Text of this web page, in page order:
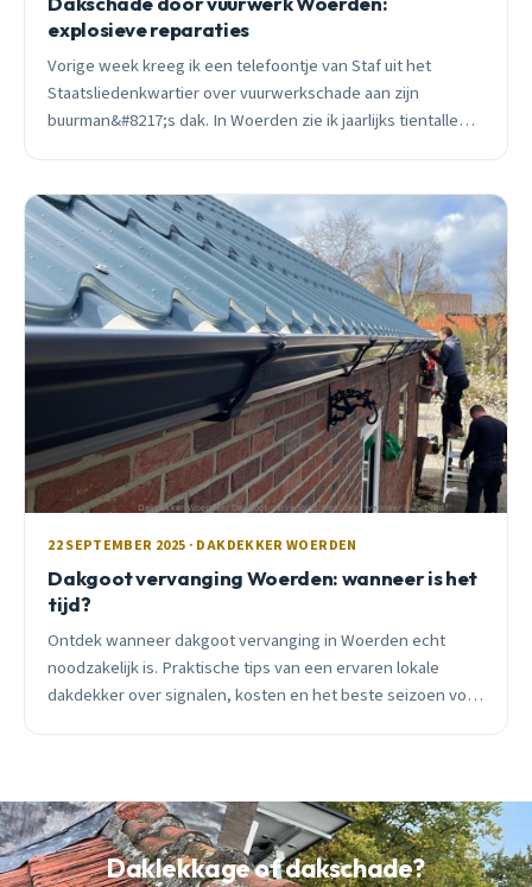
explosieve reparaties
Vorige week kreeg ik een telefoontje van Staf uit het
Staatsliedenkwartier over vuurwerkschade aan zijn
buurman&#8217;s dak. In Woerden zie ik jaarlijks tientallen
22 SEPTEMBER 2025 · DAKDEKKER WOERDEN
Dakgoot vervanging Woerden: wanneer is het
tijd?
Ontdek wanneer dakgoot vervanging in Woerden echt
noodzakelijk is. Praktische tips van een ervaren lokale
dakdekker over signalen, kosten en het beste seizoen voor
Daklekkage of dakschade?